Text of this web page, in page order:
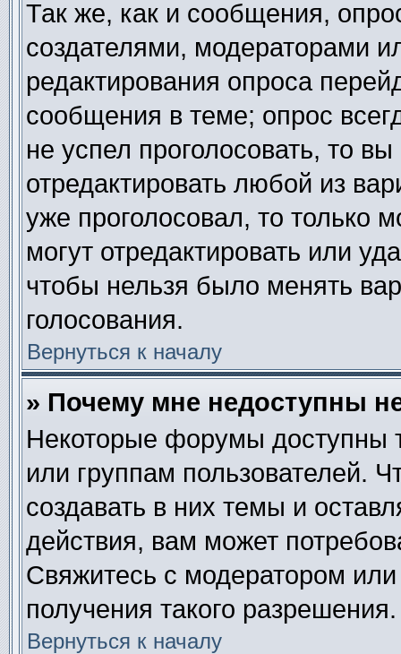
Так же, как и сообщения,
создателями, модераторами
редактирования опроса
сообщения в теме; опрос
не успел проголосовать, то
отредактировать любой из
уже проголосовал, то только
могут отредактировать или
чтобы нельзя было менять
голосования.
Вернуться к началу
» Почему мне недоступны
Некоторые форумы доступны
или группам пользователей.
создавать в них темы и
действия, вам может
Свяжитесь с модератором
получения такого разрешения.
Вернуться к началу